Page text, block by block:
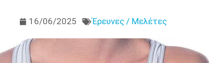
16/06/2025 Έρευνες / Μελέτες